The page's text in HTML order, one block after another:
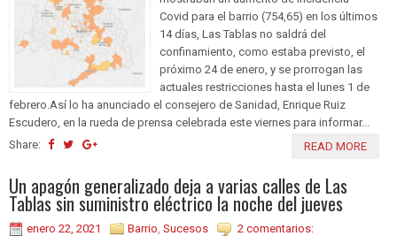
Covid para el barrio (754,65) en los últimos
14 días, Las Tablas no saldrá del
confinamiento, como estaba previsto, el
próximo 24 de enero, y se prorrogan las
actuales restricciones hasta el lunes 1 de
febrero.Así lo ha anunciado el consejero de Sanidad, Enrique Ruiz
Escudero, en la rueda de prensa celebrada este viernes para informar...
Share:
READ MORE
Un apagón generalizado deja a varias calles de Las
Tablas sin suministro eléctrico la noche del jueves
enero 22, 2021 Barrio Sucesos
2 comentarios: